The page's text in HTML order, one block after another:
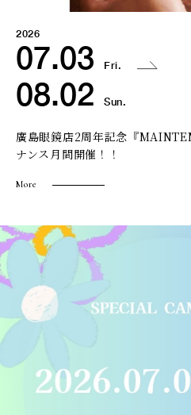
2026
07.03 Fri.
08.02 Sun.
廣島眼鏡店2周年記念『
ナンス月間開催！！
More